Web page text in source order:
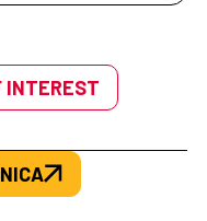
INTEREST